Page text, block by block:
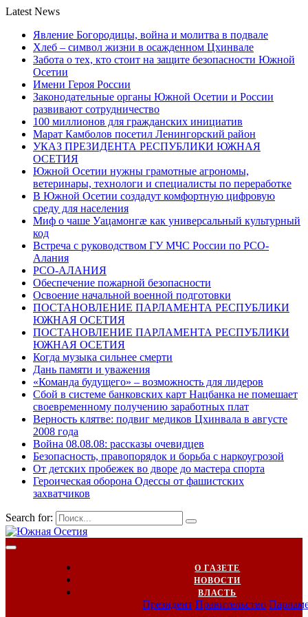
Latest News
Явление Богородицы, война и молитва в подвале
Хлеб – символ жизни в осажденном Цхинвале
Забота о тех, кто стоит на защите безопасности Южной
Осетии
Имени Героя России
Законодательные органы Южной Осетии и России
развивают сотрудничество
100 миллионов для гражданских инициатив
Марат Камболов посетил Ленингорский район
УКАЗ ПРЕЗИДЕНТА РЕСПУБЛИКИ ЮЖНАЯ
ОСЕТИЯ
Южной Осетии нужны грамотные агрономы,
ветеринары, технологи и специалисты по переработке
В Южной Осетии создадут комфортную цифровую
среду для населения
Миф о чаше Уацамонгæ как универсальный культурный
код
Встреча с руководством ГУ МЧС России по РСО-
Алания
РСО-АЛАНИЯ
Обеспечение пожарной безопасности
Освоение начальной военной подготовки
ПОСТАНОВЛЕНИЕ ПАРЛАМЕНТА РЕСПУБЛИКИ
ЮЖНАЯ ОСЕТИЯ
ПОСТАНОВЛЕНИЕ ПАРЛАМЕНТА РЕСПУБЛИКИ
ЮЖНАЯ ОСЕТИЯ
Когда музыка сильнее смерти
Дань памяти и уважения
«Команда будущего» – возможность для лидеров
Сбой в системе банковских карт Нацбанка не помешает
своевременному получению заработных плат
Верность клятве: подвиг медиков Цхинвала в августе
2008 года
Война 08.08.08: рассказы очевидцев
Безопасность, правопорядок и борьба с наркоугрозой
От детских пробежек во дворе до мастера спорта
Героическая оборона Одессы от фашистских
захватчиков
Search for:
О ГАЗЕТЕ
НОВОСТИ
ВЛАСТЬ
Президент Правительство